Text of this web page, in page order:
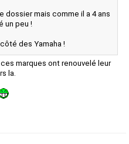
dossier mais comme il a 4 ans
un peu !
des Yamaha !
marques ont renouvelé leur
la.